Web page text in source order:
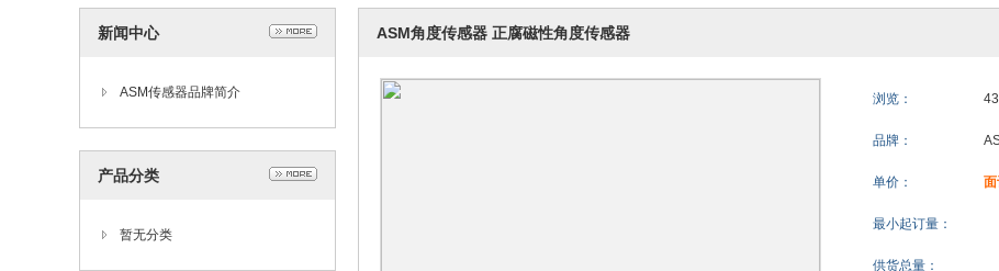
新闻中心
ASM传感器品牌简介
产品分类
暂无分类
ASM角度传感器 正腐磁性角度传感器
浏览：
品牌：
单价：
最小起订量：
供货总量：